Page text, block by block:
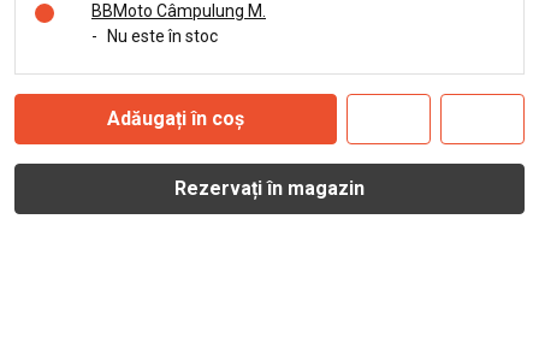
BBMoto Câmpulung M.
-
Nu este în stoc
Adăugați în coș
Rezervați în magazin